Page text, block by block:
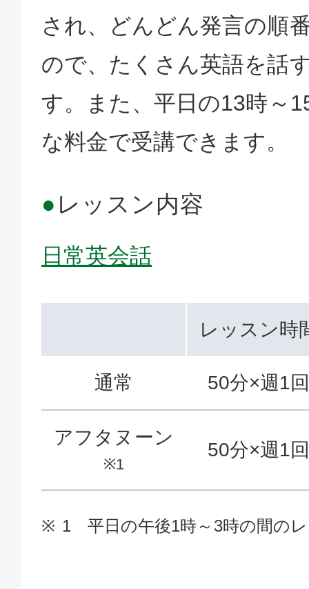
され、どんどん発言の順
ので、たくさん英語を話
す。また、平日の13時～
な料金で受講できます。
● レッスン内容
日常英会話
レッスン時
通常 50分×週1
アフタヌーン
※1
50分×週1
1 平日の午後1時～3時の間の